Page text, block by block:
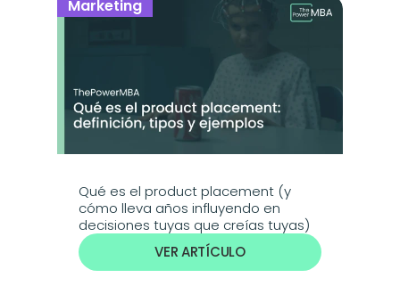
Marketing
Qué es el product placement (y
cómo lleva años influyendo en
decisiones tuyas que creías tuyas)
VER ARTÍCULO